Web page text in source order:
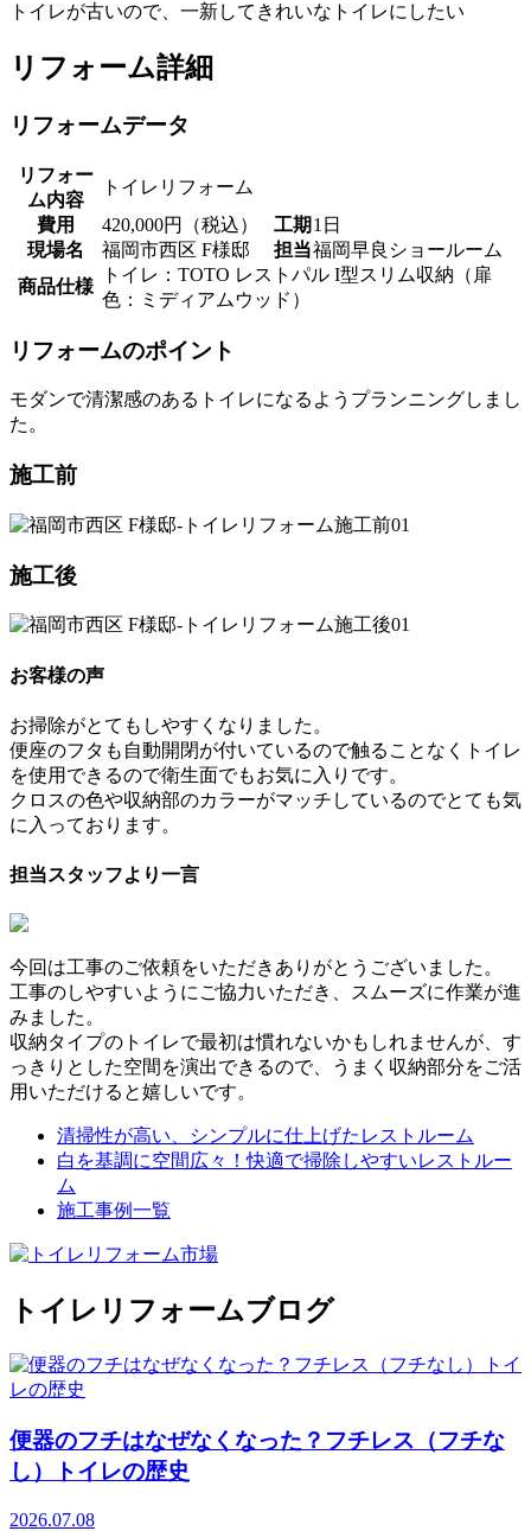
トイレが古いので、一新してきれいなトイレにしたい
リフォーム詳細
リフォームデータ
リフォー
ム内容
トイレリフォーム
費用
420,000円（税込） 工期 1日
現場名
福岡市西区 F様邸 担当福岡早良ショールーム
商品仕様
トイレ：TOTO レストパル I型スリム収納（扉
色：ミディアムウッド）
リフォームのポイント
モダンで清潔感のあるトイレになるようプランニングしまし
た。
施工前
施工後
お客様の声
お掃除がとてもしやすくなりました。
便座のフタも自動開閉が付いているので触ることなくトイレ
を使用できるので衛生面でもお気に入りです。
クロスの色や収納部のカラーがマッチしているのでとても気
に入っております。
担当スタッフより一言
今回は工事のご依頼をいただきありがとうございました。
工事のしやすいようにご協力いただき、スムーズに作業が進
みました。
収納タイプのトイレで最初は慣れないかもしれませんが、す
っきりとした空間を演出できるので、うまく収納部分をご活
用いただけると嬉しいです。
清掃性が高い、シンプルに仕上げたレストルーム
白を基調に空間広々！快適で掃除しやすいレストルー
ム
施工事例一覧
トイレリフォームブログ
便器のフチはなぜなくなった？フチレス（フチな
し）トイレの歴史
2026.07.08